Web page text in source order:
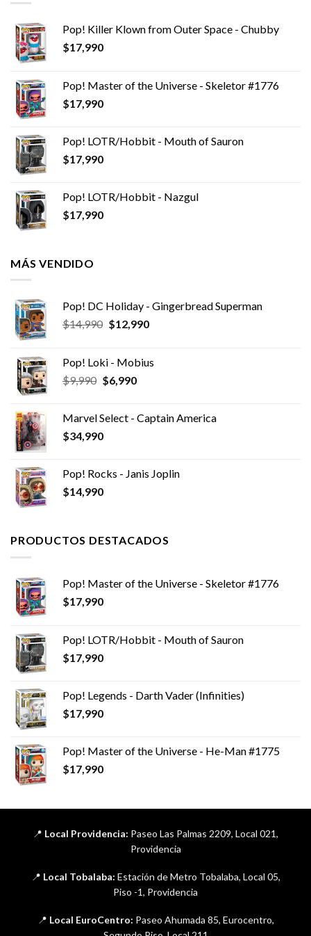
Pop! Killer Klown from Outer Space - Chubby
$17,990
Pop! Master of the Universe - Skeletor #1776
$17,990
Pop! LOTR/Hobbit - Mouth of Sauron
$17,990
Pop! LOTR/Hobbit - Nazgul
$17,990
MÁS VENDIDO
Pop! DC Holiday - Gingerbread Superman
$14,990 El
era:
$14,990.
$12,990El
es:
Pop! Loki - Mobius
$9,990 El
era:
$9,990.
$6,990El
es:
Marvel Select - Captain America
$34,990
Pop! Rocks - Janis Joplin
$14,990
PRODUCTOS DESTACADOS
Pop! Master of the Universe - Skeletor #1776
$17,990
Pop! LOTR/Hobbit - Mouth of Sauron
$17,990
Pop! Legends - Darth Vader (Infinities)
$17,990
Pop! Master of the Universe - He-Man #1775
$17,990
📍 Local Providencia: Paseo Las Palmas 2209, Local 021,
Providencia
📍 Local Tobalaba: Estación de Metro Tobalaba, Local 05,
Piso -1, Providencia
📍 Local EuroCentro: Paseo Ahumada 85, Eurocentro,